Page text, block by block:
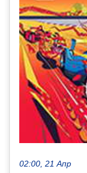
02:00, 21 Апр